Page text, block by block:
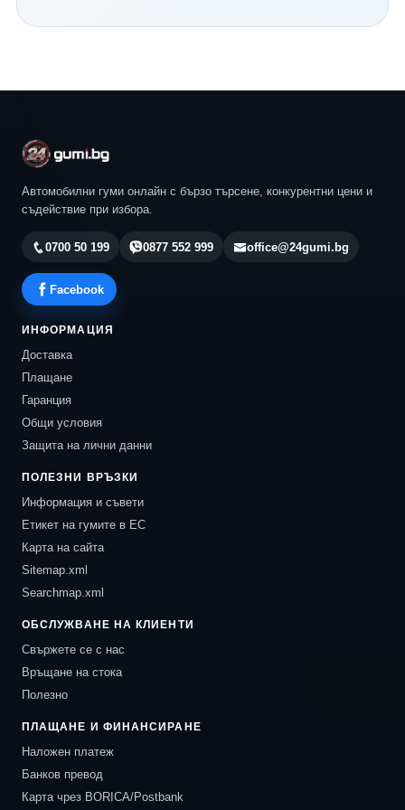
Автомобилни гуми онлайн с бързо търсене, конкурентни цени и
съдействие при избора.
0700 50 199 0877 552 999 office@24gumi.bg
Facebook
ИНФОРМАЦИЯ
Доставка
Плащане
Гаранция
Общи условия
Защита на лични данни
ПОЛЕЗНИ ВРЪЗКИ
Информация и съвети
Етикет на гумите в ЕС
Карта на сайта
Sitemap.xml
Searchmap.xml
ОБСЛУЖВАНЕ НА КЛИЕНТИ
Свържете се с нас
Връщане на стока
Полезно
ПЛАЩАНЕ И ФИНАНСИРАНЕ
Наложен платеж
Банков превод
Карта чрез BORICA/Postbank